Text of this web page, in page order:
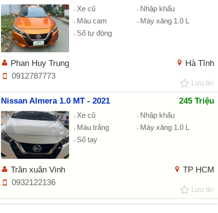
Xe cũ
Nhập khẩu
Màu cam
Máy xăng 1.0 L
Số tự động
Hà Tĩnh
Phan Huy Trung
0912787773
Lưu tin
Nissan Almera 1.0 MT - 2021 245 Triệu
Xe cũ
Nhập khẩu
Màu trắng
Máy xăng 1.0 L
Số tay
TP HCM
Trần xuân Vinh
0932122136
Lưu tin